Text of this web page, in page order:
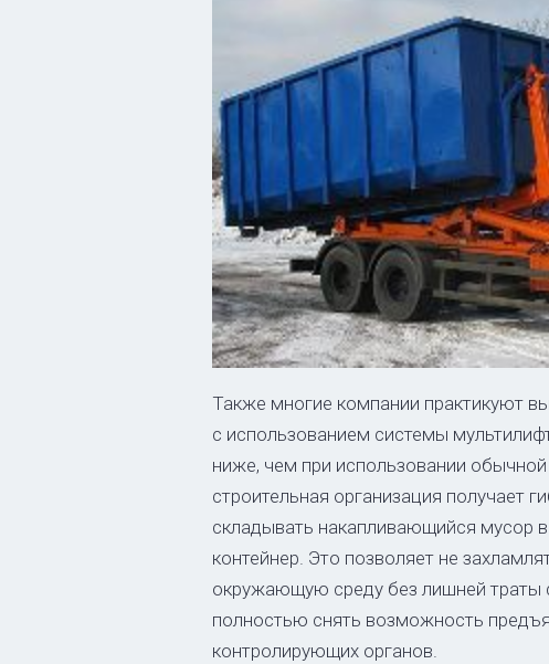
Также многие компании практикуют
с использованием системы
ниже, чем при использовании
строительная организация получает
складывать накапливающийся мусор
контейнер. Это позволяет не
окружающую среду без лишней траты
полностью снять возможность
контролирующих органов.